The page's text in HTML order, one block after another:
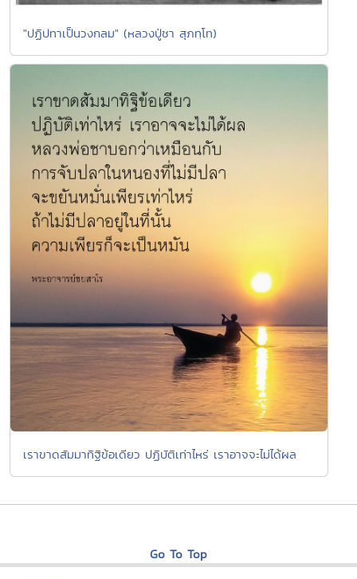
"ปฏิปทาเป็นวงกลม" (หลวงปู่ชา สุภทฺโท)
เราขาดสัมมาทิฐิข้อเดียว ปฏิบัติเท่าไหร่ เราอาจจะไม่ได้ผล
Go To Top